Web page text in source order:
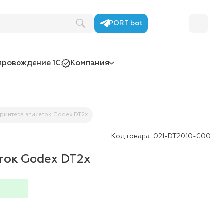
PORT bot
1С Компания
этикеток Godex DT2x
Код товара: 021-DT2010-000
Godex DT2x